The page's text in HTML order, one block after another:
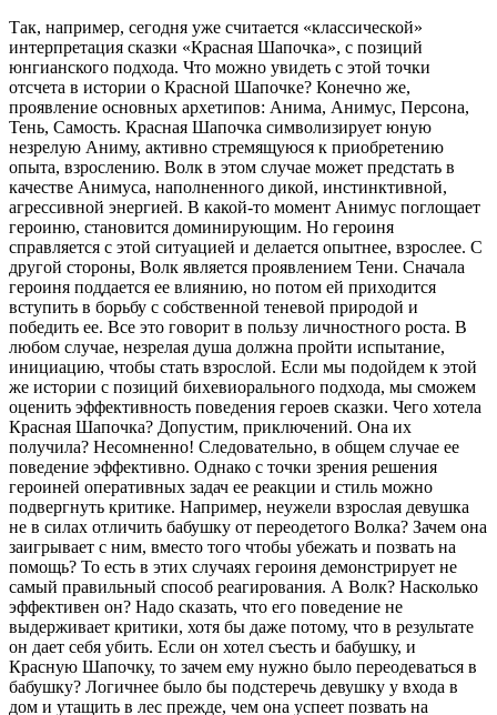
Так, например, сегодня уже считается «классической»
интерпретация сказки «Красная Шапочка», с позиций
юнгианского подхода. Что можно увидеть с этой точки
отсчета в истории о Красной Шапочке? Конечно же,
проявление основных архетипов: Анима, Анимус, Персона,
Тень, Самость. Красная Шапочка символизирует юную
незрелую Аниму, активно стремящуюся к приобретению
опыта, взрослению. Волк в этом случае может предстать в
качестве Анимуса, наполненного дикой, инстинктивной,
агрессивной энергией. В какой-то момент Анимус поглощает
героиню, становится доминирующим. Но героиня
справляется с этой ситуацией и делается опытнее, взрослее. С
другой стороны, Волк является проявлением Тени. Сначала
героиня поддается ее влиянию, но потом ей приходится
вступить в борьбу с собственной теневой природой и
победить ее. Все это говорит в пользу личностного роста. В
любом случае, незрелая душа должна пройти испытание,
инициацию, чтобы стать взрослой. Если мы подойдем к этой
же истории с позиций бихевиорального подхода, мы сможем
оценить эффективность поведения героев сказки. Чего хотела
Красная Шапочка? Допустим, приключений. Она их
получила? Несомненно! Следовательно, в общем случае ее
поведение эффективно. Однако с точки зрения решения
героиней оперативных задач ее реакции и стиль можно
подвергнуть критике. Например, неужели взрослая девушка
не в силах отличить бабушку от переодетого Волка? Зачем она
заигрывает с ним, вместо того чтобы убежать и позвать на
помощь? То есть в этих случаях героиня демонстрирует не
самый правильный способ реагирования. А Волк? Насколько
эффективен он? Надо сказать, что его поведение не
выдерживает критики, хотя бы даже потому, что в результате
он дает себя убить. Если он хотел съесть и бабушку, и
Красную Шапочку, то зачем ему нужно было переодеваться в
бабушку? Логичнее было бы подстеречь девушку у входа в
дом и утащить в лес прежде, чем она успеет позвать на